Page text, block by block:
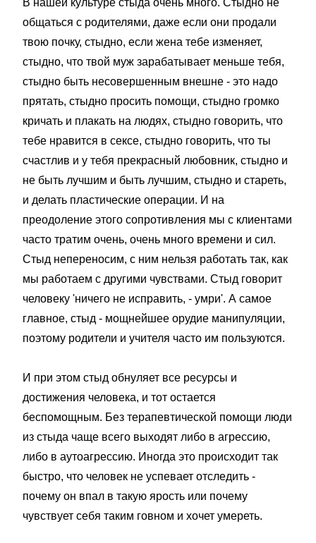
В нашей культуре стыда очень много. Стыдно не
общаться с родителями, даже если они продали
твою почку, стыдно, если жена тебе изменяет,
стыдно, что твой муж зарабатывает меньше тебя,
стыдно быть несовершенным внешне - это надо
прятать, стыдно просить помощи, стыдно громко
кричать и плакать на людях, стыдно говорить, что
тебе нравится в сексе, стыдно говорить, что ты
счастлив и у тебя прекрасный любовник, стыдно и
не быть лучшим и быть лучшим, стыдно и стареть,
и делать пластические операции. И на
преодоление этого сопротивления мы с клиентами
часто тратим очень, очень много времени и сил.
Стыд непереносим, с ним нельзя работать так, как
мы работаем с другими чувствами. Стыд говорит
человеку 'ничего не исправить, - умри'. А самое
главное, стыд - мощнейшее орудие манипуляции,
поэтому родители и учителя часто им пользуются.
И при этом стыд обнуляет все ресурсы и
достижения человека, и тот остается
беспомощным. Без терапевтической помощи люди
из стыда чаще всего выходят либо в агрессию,
либо в аутоагрессию. Иногда это происходит так
быстро, что человек не успевает отследить -
почему он впал в такую ярость или почему
чувствует себя таким говном и хочет умереть.